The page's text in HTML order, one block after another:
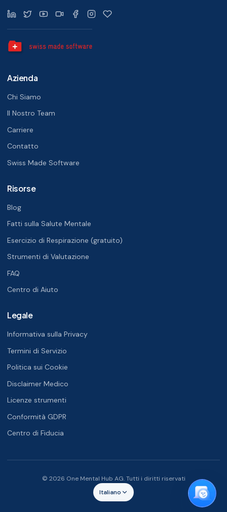
Azienda
Chi Siamo
Il Nostro Team
Carriere
Contatto
Swiss Made Software
Risorse
Blog
Fatti sulla Salute Mentale
Esercizio di Respirazione (gratuito)
Strumenti di Valutazione
FAQ
Centro di Aiuto
Legale
Informativa sulla Privacy
Termini di Servizio
Politica sui Cookie
Disclaimer Medico
Licenze strumenti
Conformità GDPR
Centro di Fiducia
© 2026 One Mental Hub AG. Tutti i diritti riservati
Italiano